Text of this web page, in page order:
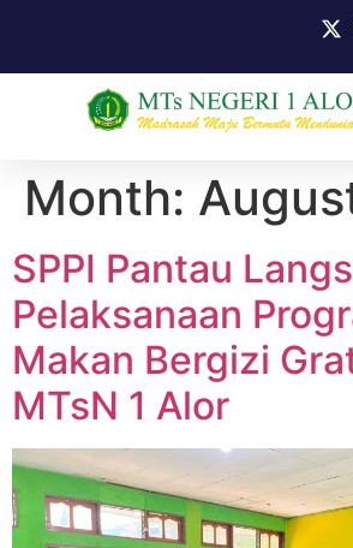
Month:
SPPI Pantau
Pelaksanaan
Makan Bergizi
MTsN 1 Alor